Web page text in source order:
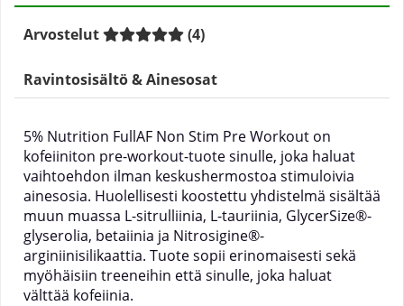
Arvostelut (4)
Ravintosisältö & Ainesosat
5% Nutrition FullAF Non Stim Pre Workout on
kofeiiniton pre-workout-tuote sinulle, joka haluat
vaihtoehdon ilman keskushermostoa stimuloivia
ainesosia. Huolellisesti koostettu yhdistelmä sisältää
muun muassa L-sitrulliinia, L-tauriinia, GlycerSize®-
glyserolia, betaiinia ja Nitrosigine®-
arginiinisilikaattia. Tuote sopii erinomaisesti sekä
myöhäisiin treeneihin että sinulle, joka haluat
välttää kofeiinia.